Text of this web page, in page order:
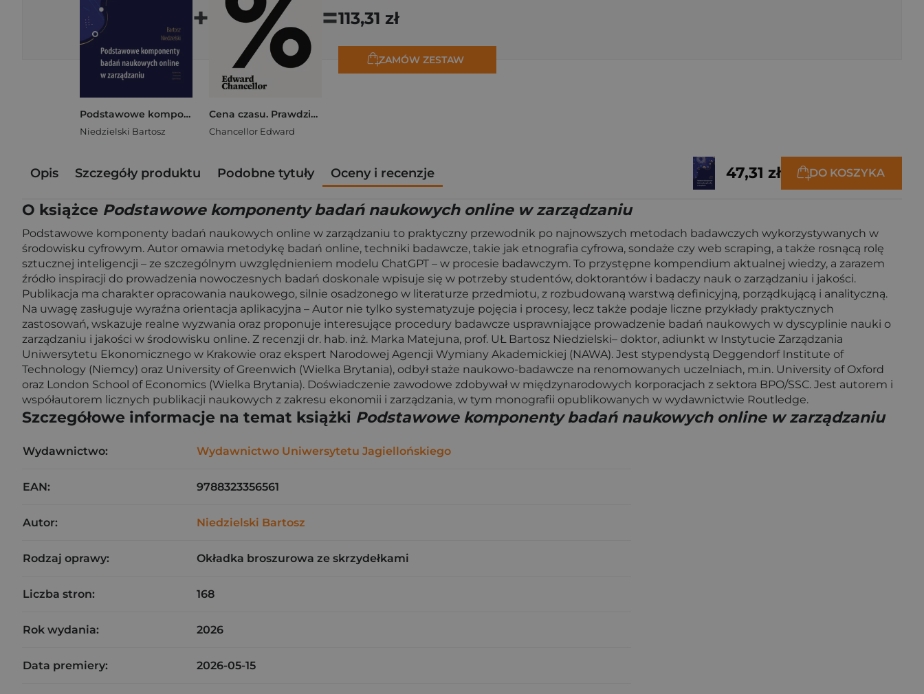
Podstawowe komponenty badań naukowych online w zarządzaniu
Niedzielski Bartosz
+
Cena czasu. Prawdziwa historia odsetek
Chancellor Edward
=113,31 zł
ZAMÓW ZESTAW
Opis Szczegóły produktu Podobne tytuły Oceny i recenzje 47,31 zł DO KOSZYKA
O książce Podstawowe komponenty badań naukowych online w zarządzaniu
Podstawowe komponenty badań naukowych online w zarządzaniu to praktyczny przewodnik po najnowszych metodach badawczych wykorzystywanych w
środowisku cyfrowym. Autor omawia metodykę badań online, techniki badawcze, takie jak etnografia cyfrowa, sondaże czy web scraping, a także rosnącą rolę
sztucznej inteligencji – ze szczególnym uwzględnieniem modelu ChatGPT – w procesie badawczym. To przystępne kompendium aktualnej wiedzy, a zarazem
źródło inspiracji do prowadzenia nowoczesnych badań doskonale wpisuje się w potrzeby studentów, doktorantów i badaczy nauk o zarządzaniu i jakości.
Publikacja ma charakter opracowania naukowego, silnie osadzonego w literaturze przedmiotu, z rozbudowaną warstwą definicyjną, porządkującą i analityczną.
Na uwagę zasługuje wyraźna orientacja aplikacyjna – Autor nie tylko systematyzuje pojęcia i procesy, lecz także podaje liczne przykłady praktycznych
zastosowań, wskazuje realne wyzwania oraz proponuje interesujące procedury badawcze usprawniające prowadzenie badań naukowych w dyscyplinie nauki o
zarządzaniu i jakości w środowisku online. Z recenzji dr. hab. inż. Marka Matejuna, prof. UŁ Bartosz Niedzielski– doktor, adiunkt w Instytucie Zarządzania
Uniwersytetu Ekonomicznego w Krakowie oraz ekspert Narodowej Agencji Wymiany Akademickiej (NAWA). Jest stypendystą Deggendorf Institute of
Technology (Niemcy) oraz University of Greenwich (Wielka Brytania), odbył staże naukowo-badawcze na renomowanych uczelniach, m.in. University of Oxford
oraz London School of Economics (Wielka Brytania). Doświadczenie zawodowe zdobywał w międzynarodowych korporacjach z sektora BPO/SSC. Jest autorem i
współautorem licznych publikacji naukowych z zakresu ekonomii i zarządzania, w tym monografii opublikowanych w wydawnictwie Routledge.
Szczegółowe informacje na temat książki Podstawowe komponenty badań naukowych online w zarządzaniu
Wydawnictwo: Wydawnictwo Uniwersytetu Jagiellońskiego
EAN: 9788323356561
Autor: Niedzielski Bartosz
Rodzaj oprawy: Okładka broszurowa ze skrzydełkami
Liczba stron: 168
Rok wydania: 2026
Data premiery: 2026-05-15